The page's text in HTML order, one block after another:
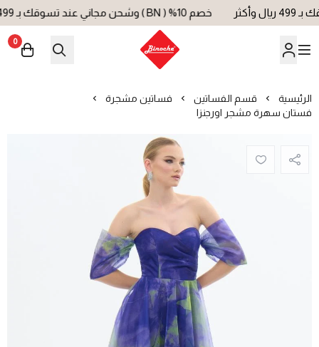
خصم 10% ( BN ) وشحن مجاني عند تسوقك بـ 499 ريال وأكثر
بينوش | Binoche
0
الرئيسية قسم الفساتين
فساتين مشجرة
فستان سهرة مشجر اورجنزا